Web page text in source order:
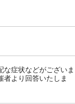
症状などがございま
者より回答いたしま